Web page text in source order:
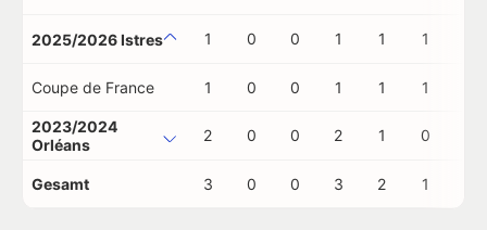
2025/2026 Istres 1 0 0 1 1 1
Coupe de France 1 0 0 1 1 1
2023/2024
Orléans
2 0 0 2 1 0
Gesamt 3 0 0 3 2 1